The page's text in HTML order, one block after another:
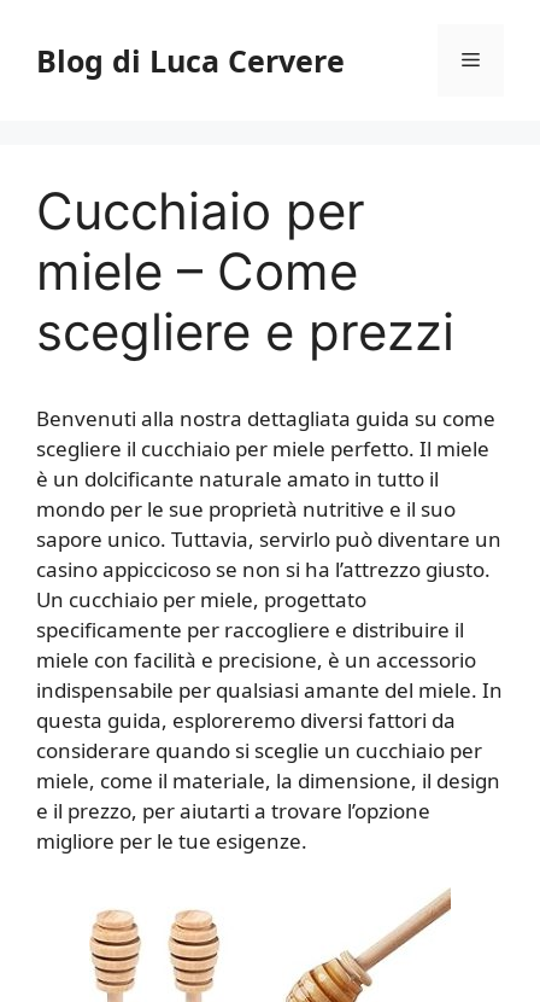
contenuto
Blog di Luca Cervere Menu
Cucchiaio per
miele – Come
scegliere e prezzi
Benvenuti alla nostra dettagliata guida su come
scegliere il cucchiaio per miele perfetto. Il miele
è un dolcificante naturale amato in tutto il
mondo per le sue proprietà nutritive e il suo
sapore unico. Tuttavia, servirlo può diventare un
casino appiccicoso se non si ha l’attrezzo giusto.
Un cucchiaio per miele, progettato
specificamente per raccogliere e distribuire il
miele con facilità e precisione, è un accessorio
indispensabile per qualsiasi amante del miele. In
questa guida, esploreremo diversi fattori da
considerare quando si sceglie un cucchiaio per
miele, come il materiale, la dimensione, il design
e il prezzo, per aiutarti a trovare l’opzione
migliore per le tue esigenze.